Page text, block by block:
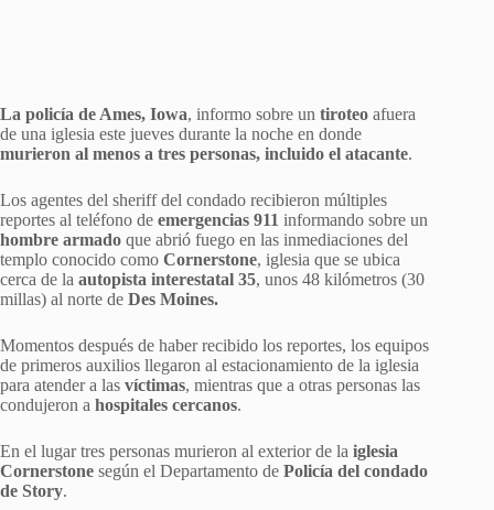
La policía de Ames, Iowa, informo sobre un tiroteo afuera
de una iglesia este jueves durante la noche en donde
murieron al menos a tres personas, incluido el atacante.
Los agentes del sheriff del condado recibieron múltiples
reportes al teléfono de emergencias 911 informando sobre un
hombre armado que abrió fuego en las inmediaciones del
templo conocido como Cornerstone, iglesia que se ubica
cerca de la autopista interestatal 35, unos 48 kilómetros (30
millas) al norte de Des Moines.
Momentos después de haber recibido los reportes, los equipos
de primeros auxilios llegaron al estacionamiento de la iglesia
para atender a las víctimas, mientras que a otras personas las
condujeron a hospitales cercanos.
En el lugar tres personas murieron al exterior de la iglesia
Cornerstone según el Departamento de Policía del condado
de Story.